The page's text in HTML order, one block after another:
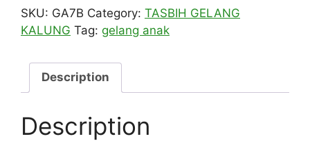
MM
BATOK
MODEL
TALI
SERUT
SKU: GA7B Category: TASBIH GELANG
KALUNG Tag: gelang anak
Description
Description